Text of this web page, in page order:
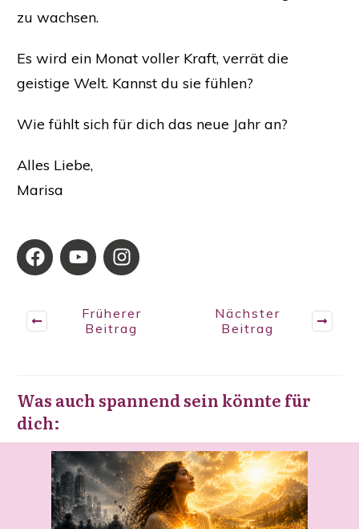
zu wachsen.
Es wird ein Monat voller Kraft, verrät die
geistige Welt. Kannst du sie fühlen?
Wie fühlt sich für dich das neue Jahr an?
Alles Liebe,
Marisa
Früherer
Beitrag
Nächster
Beitrag
Was auch spannend sein könnte für
dich: